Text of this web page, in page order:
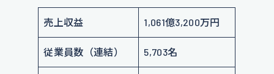
売上収益 1,061億3,200万円
従業員数（連結） 5,703名